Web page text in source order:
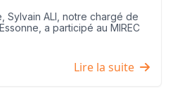
Sylvain ALI, notre chargé de
a participé au MIREC
Lire la suite